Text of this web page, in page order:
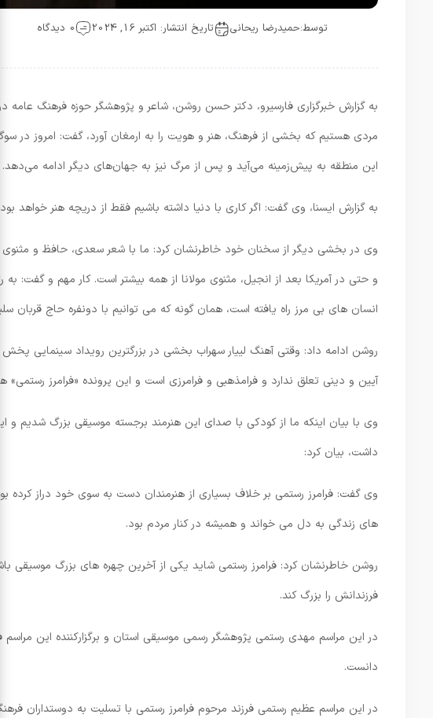
توسط:حمیدرضا ریحانی تاریخ انتشار: اکتبر 16, 2024 0 دیدگاه
به گزارش خبرگزاری فارسیرو، دکتر حسن روشن، شاعر و پژوهشگر حوزه فرهنگ عامه
مردی هستیم که بخشی از فرهنگ، هنر و هویت را به ارمغان آورد، گفت: امروز در
این منطقه به پیش‌زمینه می‌آید و پس از مرگ نیز به جهان‌های دیگر ادامه می‌دهد.
به گزارش ایسنا، وی گفت: اگر کاری با دنیا داشته باشیم فقط از دریچه هنر
وی در بخشی دیگر از سخنان خود خاطرنشان کرد: ما با شعر سعدی، حافظ و مثنوی
و حتی در آمریکا بعد از انجیل، مثنوی مولانا از همه بیشتر است. کار مهم و
انسان های بی مرز راه یافته است، همان گونه که می توانیم با دونفره حاج قربان
روشن ادامه داد: وقتی آهنگ لییار سهراب بخشی در بزرگترین رویداد سینمایی
آیین و دینی تعلق ندارد و فرامذهبی و فرامرزی است و این پرونده «فرامرز رستمی»
وی با بیان اینکه ما از کودکی با صدای این هنرمند برجسته موسیقی بزرگ شدیم و
داشت، بیان کرد:
وی گفت: فرامرز رستمی بر خلاف بسیاری از هنرمندان دست به سوی خود دراز
های زندگی به دل می خواند و همیشه در کنار مردم بود.
روشن خاطرنشان کرد: فرامرز رستمی شاید یکی از آخرین چهره های بزرگ موسیقی
فرزندانش را بزرگ کند.
در این مراسم مهدی رستمی پژوهشگر رسمی موسیقی استان و برگزارکننده این مراسم
دانست.
در این مراسم عظیم رستمی فرزند مرحوم فرامرز رستمی با تسلیت به دوستداران